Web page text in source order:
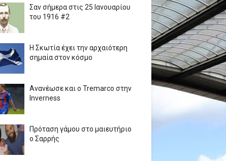
Σαν σήμερα στις 25 Ιανουαρίου
του 1916 #2
Η Σκωτία έχει την αρχαιότερη
σημαία στον κόσμο
Ανανέωσε και ο Tremarco στην
Inverness
Πρόταση γάμου στο μαιευτήριο
ο Σαρρής